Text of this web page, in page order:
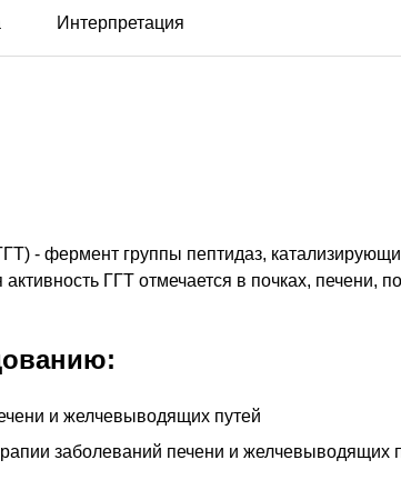
Интерпретация
- фермент группы пептидаз,
ГГТ отмечается в почках, печени,
и желчевыводящих путей
заболеваний печени и желчевыводящих